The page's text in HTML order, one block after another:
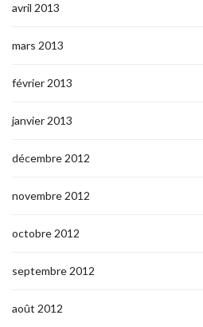
avril 2013
mars 2013
février 2013
janvier 2013
décembre 2012
novembre 2012
octobre 2012
septembre 2012
août 2012